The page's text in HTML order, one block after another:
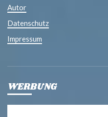
Autor
Datenschutz
Impressum
WERBUNG